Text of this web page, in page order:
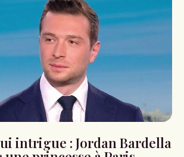
intrigue : Jordan Bardella